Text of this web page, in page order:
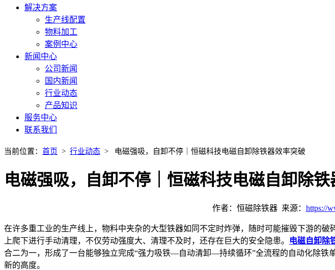
解决方案
生产线配置
物料加工
案例中心
新闻中心
公司新闻
国内新闻
行业动态
产品知识
服务中心
联系我们
当前位置： 首页 > 行业动态 > 电磁强吸，自卸不停｜恒磁科技电磁自卸除铁器效率突破
电磁强吸，自卸不停｜恒磁科技电磁自卸除
作者：恒磁除铁器 来源： https://
在许多重工业的生产线上，物料中夹杂的大型铁器如同不定时炸弹，随时可能摧毁下游的
上爬下进行手动清理，不仅劳动强度大、清理不及时，还存在巨大的安全隐患。
电磁自卸除
合二为一，形成了一台能够独立完成“强力吸铁—自动清卸—持续循环”全流程的自动化除铁单
新的高度。